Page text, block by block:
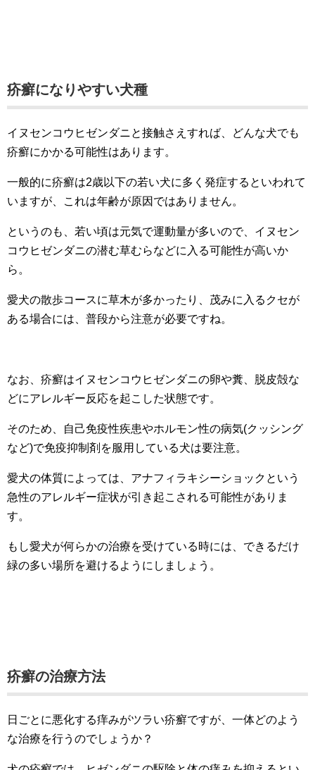
疥癬になりやすい犬種
イヌセンコウヒゼンダニと接触さえすれば、どんな犬でも
疥癬にかかる可能性はあります。
一般的に疥癬は2歳以下の若い犬に多く発症するといわれて
いますが、これは年齢が原因ではありません。
というのも、若い頃は元気で運動量が多いので、イヌセン
コウヒゼンダニの潜む草むらなどに入る可能性が高いか
ら。
愛犬の散歩コースに草木が多かったり、茂みに入るクセが
ある場合には、普段から注意が必要ですね。
なお、疥癬はイヌセンコウヒゼンダニの卵や糞、脱皮殻な
どにアレルギー反応を起こした状態です。
そのため、自己免疫性疾患やホルモン性の病気(クッシング
など)で免疫抑制剤を服用している犬は要注意。
愛犬の体質によっては、アナフィラキシーショックという
急性のアレルギー症状が引き起こされる可能性がありま
す。
もし愛犬が何らかの治療を受けている時には、できるだけ
緑の多い場所を避けるようにしましょう。
疥癬の治療方法
日ごとに悪化する痒みがツラい疥癬ですが、一体どのよう
な治療を行うのでしょうか？